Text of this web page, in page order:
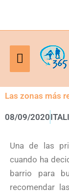
Menú
principal
Las zonas más
08/09/2020
Una de las
cuando ha
barrio para
recomendar